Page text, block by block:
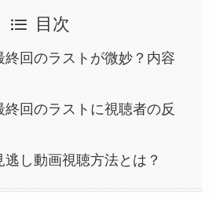
目次
終回のラストが微妙？内容
終回のラストに視聴者の反
逃し動画視聴方法とは？